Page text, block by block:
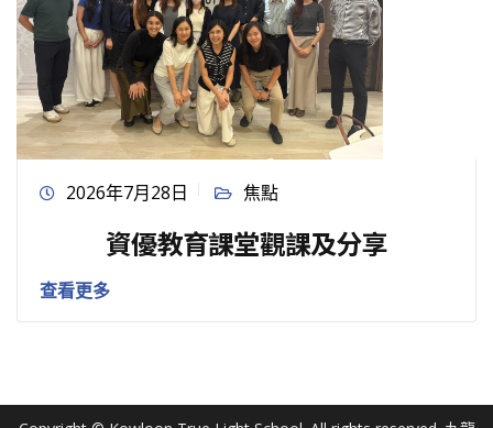
2026年7月28日 焦點
資優教育課堂觀課及分享
查看更多